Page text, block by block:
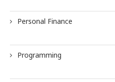
Personal Finance
Programming